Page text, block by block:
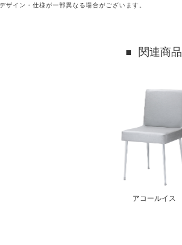
イン・仕様が一部異なる場合がございます。
関連商品
アコールイス